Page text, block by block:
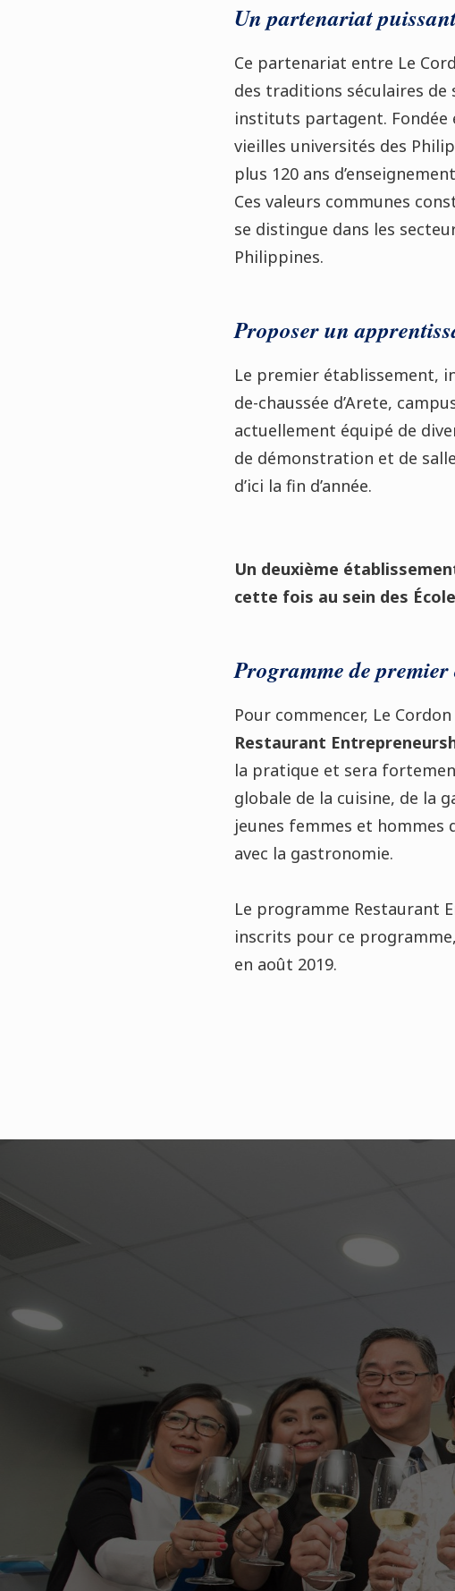
Un partenariat
Ce partenariat entre Le
des traditions séculaires de
instituts partagent. Fondée
vieilles universités des
plus 120 ans
Ces valeurs communes
se distingue dans les
Philippines.
Proposer un
Le premier établissement,
de-chaussée d’Arete,
actuellement équipé de
de démonstration et de
d’ici la fin d’année.
Un deuxième
cette fois au sein des
Programme de
Pour commencer, Le
Restaurant
la pratique et sera
globale de la cuisine, de la
jeunes femmes et
avec la gastronomie.
Le programme Restaurant
inscrits pour ce
en août 2019.